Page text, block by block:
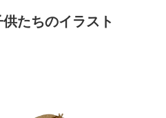
たちのイラスト